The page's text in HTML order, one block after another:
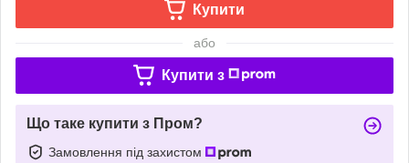
Купити
або
Купити з
Що таке купити з Пром?
Замовлення під захистом